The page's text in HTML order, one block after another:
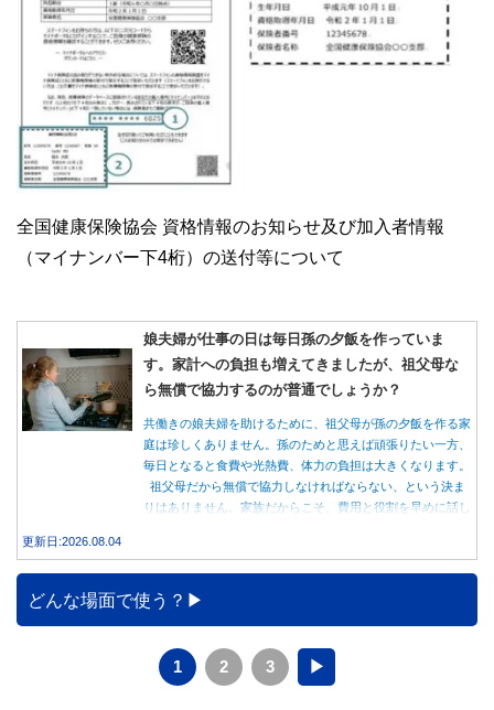
全国健康保険協会 資格情報のお知らせ及び加入者情報
（マイナンバー下4桁）の送付等について
娘夫婦が仕事の日は毎日孫の夕飯を作っていま
す。家計への負担も増えてきましたが、祖父母な
ら無償で協力するのが普通でしょうか？
共働きの娘夫婦を助けるために、祖父母が孫の夕飯を作る家
庭は珍しくありません。孫のためと思えば頑張りたい一方、
毎日となると食費や光熱費、体力の負担は大きくなります。
祖父母だから無償で協力しなければならない、という決ま
りはありません。家族だからこそ、費用と役割を早めに話し
更新日:2026.08.04
どんな場面で使う？
1 2 3 ▶